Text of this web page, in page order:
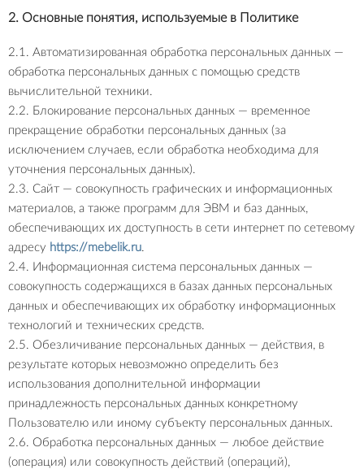
2. Основные понятия, используемые в Политике
2.1. Автоматизированная обработка персональных данных —
обработка персональных данных с помощью средств
вычислительной техники.
2.2. Блокирование персональных данных — временное
прекращение обработки персональных данных (за
исключением случаев, если обработка необходима для
уточнения персональных данных).
2.3. Сайт — совокупность графических и информационных
материалов, а также программ для ЭВМ и баз данных,
обеспечивающих их доступность в сети интернет по сетевому
адресу https://mebelik.ru.
2.4. Информационная система персональных данных —
совокупность содержащихся в базах данных персональных
данных и обеспечивающих их обработку информационных
технологий и технических средств.
2.5. Обезличивание персональных данных — действия, в
результате которых невозможно определить без
использования дополнительной информации
принадлежность персональных данных конкретному
Пользователю или иному субъекту персональных данных.
2.6. Обработка персональных данных — любое действие
(операция) или совокупность действий (операций),